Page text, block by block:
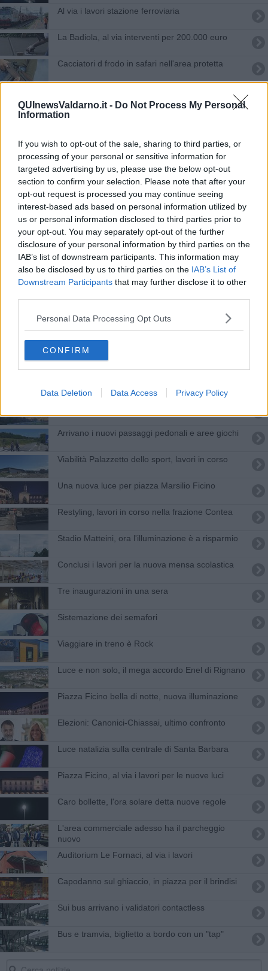
QUInewsValdarno.it - Do Not Process My Personal
Information
If you wish to opt-out of the sale, sharing to third parties, or
processing of your personal or sensitive information for
targeted advertising by us, please use the below opt-out
section to confirm your selection. Please note that after your
opt-out request is processed you may continue seeing
interest-based ads based on personal information utilized by
us or personal information disclosed to third parties prior to
your opt-out. You may separately opt-out of the further
disclosure of your personal information by third parties on the
IAB’s list of downstream participants. This information may
also be disclosed by us to third parties on the IAB’s List of
Downstream Participants that may further disclose it to other
Personal Data Processing Opt Outs
CONFIRM
Data Deletion Data Access Privacy Policy
Al via i lavori stazione ferroviaria
La Badiola, al via interventi per 200.000 euro
Cacciatori d frodo in safari nell'area protetta
Loro green, anche le fioriere sono ecosostenibili
Stadio e cittadella dello sport, via al restyling
Rincaro dell'energia, il Comune taglia sulla luce
Ponte di Piantravigne, via al consolidamento
Lavori per sostituire oltre 2100 punti luce
Nuove opere pubbliche e viabilità
Sei milioni di euro spesi in opere pubbliche
Impianti efficienti, l’accordo “pubblico-privato”
E il borgo si illumina d’immenso
Arrivano i nuovi passaggi pedonali e aree giochi
Viabilità Palazzetto dello sport, lavori in corso
Una nuova luce per piazza Marsilio Ficino
Restyling, lavori in corso nella frazione Contea
Stadio Matteini, ora l'illuminazione è a risparmio
​Conclusi i lavori per la nuova mensa scolastica
Tre inaugurazioni in una sera
Sistemazione dei semafori
Viaggiare in treno è Rock
Luce e non solo, il mega accordo Enel di Rignano
Piazza Ficino bella di notte, nuova illuminazione
Elezioni: Canonici-Chiassai, ultimo confronto
Luce natalizia sulla centrale di Santa Barbara
Piazza Ficino, al via i lavori per le nuove luci
Caro bollette, l'ora solare detta nuove regole
L'area commerciale adesso ha il parcheggio
nuovo
Auditorium Le Fornaci, al via i lavori
Capodanno sul ghiaccio, in piazza per il brindisi
Sui bus arrivano i validatori contactless
Bus e tramvia, biglietto a bordo con un "tap"